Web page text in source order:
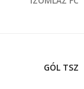
GÓL TSZ